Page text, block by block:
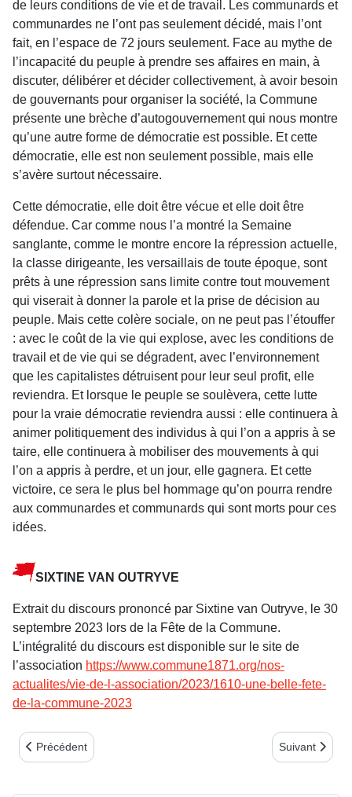
de leurs conditions de vie et de travail. Les communards et
communardes ne l’ont pas seulement décidé, mais l’ont
fait, en l’espace de 72 jours seulement. Face au mythe de
l’incapacité du peuple à prendre ses affaires en main, à
discuter, délibérer et décider collec­tivement, à avoir besoin
de gouvernants pour organiser la société, la Commune
présente une brèche d’autogouvernement qui nous montre
qu’une autre forme de démocratie est possible. Et cette
démocratie, elle est non seulement possible, mais elle
s’avère surtout nécessaire.
Cette démocratie, elle doit être vécue et elle doit être
défendue. Car comme nous l’a montré la Semaine
sanglante, comme le montre encore la répression actuelle,
la classe dirigeante, les versaillais de toute époque, sont
prêts à une répression sans limite contre tout mouvement
qui viserait à donner la parole et la prise de décision au
peuple. Mais cette colère sociale, on ne peut pas l’étouffer
: avec le coût de la vie qui explose, avec les conditions de
travail et de vie qui se dégradent, avec l’environne­ment
que les capitalistes détruisent pour leur seul profit, elle
reviendra. Et lorsque le peuple se soulèvera, cette lutte
pour la vraie démocra­tie reviendra aussi : elle continuera à
animer politiquement des individus à qui l’on a appris à se
taire, elle continuera à mobiliser des mou­vements à qui
l’on a appris à perdre, et un jour, elle gagnera. Et cette
victoire, ce sera le plus bel hommage qu’on pourra rendre
aux commu­nardes et communards qui sont morts pour ces
idées.
SIXTINE VAN OUTRYVE
Extrait du discours prononcé par Sixtine van Outryve, le 30
septembre 2023 lors de la Fête de la Commune.
L’intégralité du discours est disponible sur le site de
l’association https://www.commune1871.org/nos-
actualites/vie-de-l-association/2023/1610-une-belle-fete-
de-la-commune-2023
Article précédent : FÊTE DE LA COMMUNE 2023
Précédent Article suivant
Suivant